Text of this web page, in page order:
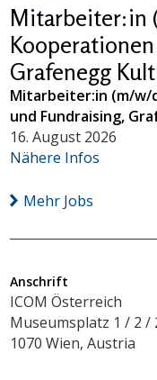
Mitarbeiter:in
Grafenegg
Mitarbeiter:in (m/w/
und Fundraising,
16. August 2026
Nähere Infos
Mehr Jobs
Anschrift
ICOM Österreich
Museumsplatz 1 / 2 /
1070 Wien, Austria